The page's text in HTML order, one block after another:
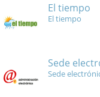
El tiempo
El tiempo
Sede
Sede